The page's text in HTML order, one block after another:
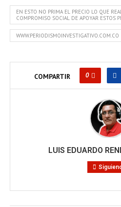
EN ESTO NO PRIMA EL PRECIO LO QUE
COMPROMISO SOCIAL DE APOYAR ESTOS
WWW.PERIODISMOINVESTIGATIVO.COM.CO
COMPARTIR 0
LUIS EDUARDO